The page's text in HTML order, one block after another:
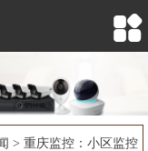

> 重庆监控：小区监控